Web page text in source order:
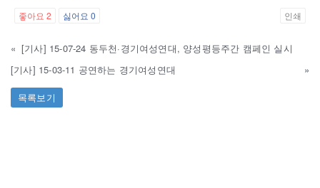
좋아요 2 싫어요0 인쇄
« [기사] 15-07-24 동두천·경기여성연대, 양성평등주간 캠페인 실시
[기사] 15-03-11 공연하는 경기여성연대
»
목록보기